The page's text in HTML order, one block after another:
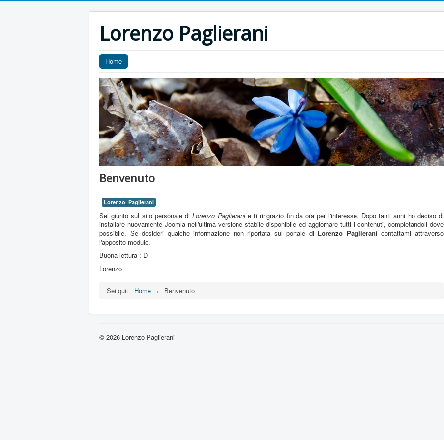
Lorenzo Paglierani
Home
Benvenuto
Lorenzo_Paglierani
Sei giunto sul sito personale diLorenzo Paglieranie ti ringrazio fin da ora per l'interesse. Dopo tanti anni ho deciso di
installare nuovamente Joomla nell'ultima versione stabile disponibile ed aggiornare tutti i contenuti, completandoli dove
possibile. Se desideri qualche informazione non riportata sul portale di Lorenzo Paglierani contattami attraverso
l'apposito modulo.
Buona lettura :-D
Lorenzo
Sei qui: Home Benvenuto
© 2026 Lorenzo Paglierani